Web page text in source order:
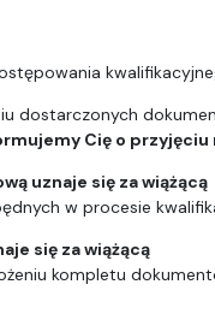
dostarczonych
Cię o przyjęciu
uznaje się za wiążącą
w procesie
się za wiążącą
kompletu